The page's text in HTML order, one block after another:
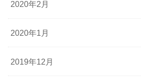
2020年2月
2020年1月
2019年12月